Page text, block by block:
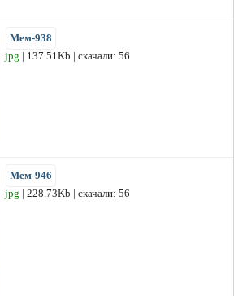
Мем-938
jpg | 137.51Kb | скачали: 56
Мем-946
jpg | 228.73Kb | скачали: 56